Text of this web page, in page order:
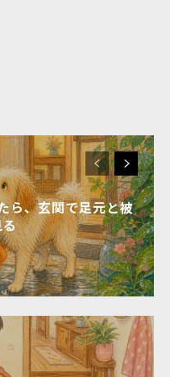
ら、玄関で足元と被